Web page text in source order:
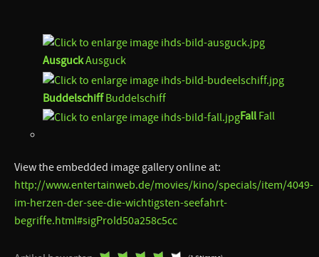
AusguckAusguck
Buddelschiff Buddelschiff
Fall Fall
View the embedded image gallery online at:
http://www.entertainweb.de/movies/kino/specials/item/4049-
im-herzen-der-see-die-wichtigsten-seefahrt-
begriffe.html#sigProId50a258c5cc